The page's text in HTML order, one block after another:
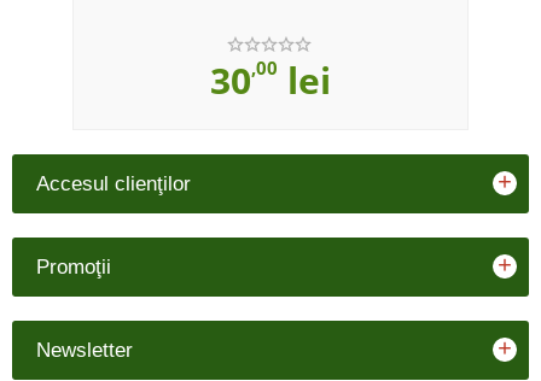
30,00 lei
Accesul clienţilor +
Promoţii +
Newsletter +